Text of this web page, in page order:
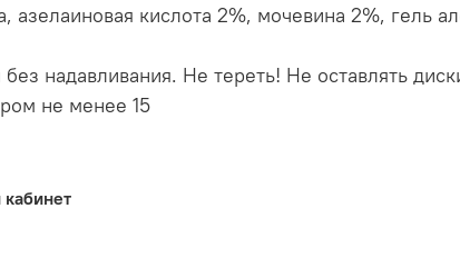
азелаиновая кислота 2%, мочевина 2%, гель
надавливания. Не тереть! Не оставлять
не менее 15